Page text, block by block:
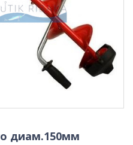
диам.150мм